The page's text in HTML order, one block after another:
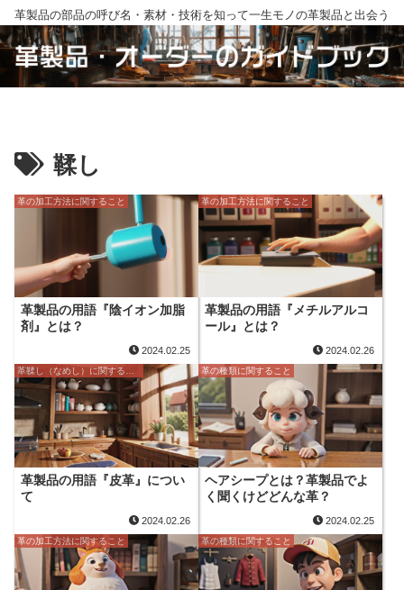
革製品の部品の呼び名・素材・技術を知って一生モノの革製品と出会う
鞣し
革の加工方法に関すること
革製品の用語『陰イオン加脂
剤』とは？
2024.02.25
革の加工方法に関すること
革製品の用語『メチルアルコ
ール』とは？
2024.02.26
革鞣し（なめし）に関すること
革製品の用語『皮革』につい
て
2024.02.26
革の種類に関すること
ヘアシープとは？革製品でよ
く聞くけどどんな革？
2024.02.25
革の加工方法に関すること 革の種類に関すること